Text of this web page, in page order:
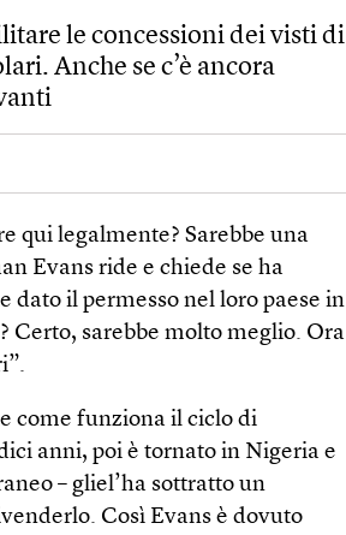
le concessioni dei visti di
Anche se c’è ancora
qui legalmente? Sarebbe una
Evans ride e chiede se ha
dato il permesso nel loro paese in
Certo, sarebbe molto meglio. Ora
come funziona il ciclo di
anni, poi è tornato in Nigeria e
– gliel’ha sottratto un
Così Evans è dovuto